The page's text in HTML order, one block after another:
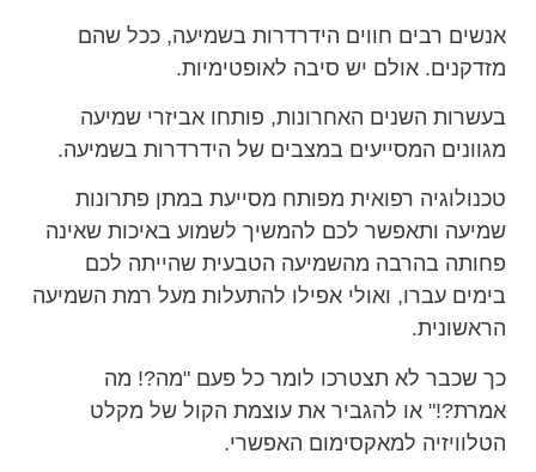
אנשים רבים חווים הידרדרות בשמיעה, ככל שהם
מזדקנים. אולם יש סיבה לאופטימיות.
בעשרות השנים האחרונות, פותחו אביזרי שמיעה
מגוונים המסייעים במצבים של הידרדרות בשמיעה.
טכנולוגיה רפואית מפותח מסייעת במתן פתרונות
שמיעה ותאפשר לכם להמשיך לשמוע באיכות שאינה
פחותה בהרבה מהשמיעה הטבעית שהייתה לכם
בימים עברו, ואולי אפילו להתעלות מעל רמת השמיעה
הראשונית.
כך שכבר לא תצטרכו לומר כל פעם "מה?! מה
אמרת?!" או להגביר את עוצמת הקול של מקלט
הטלוויזיה למאקסימום האפשרי.